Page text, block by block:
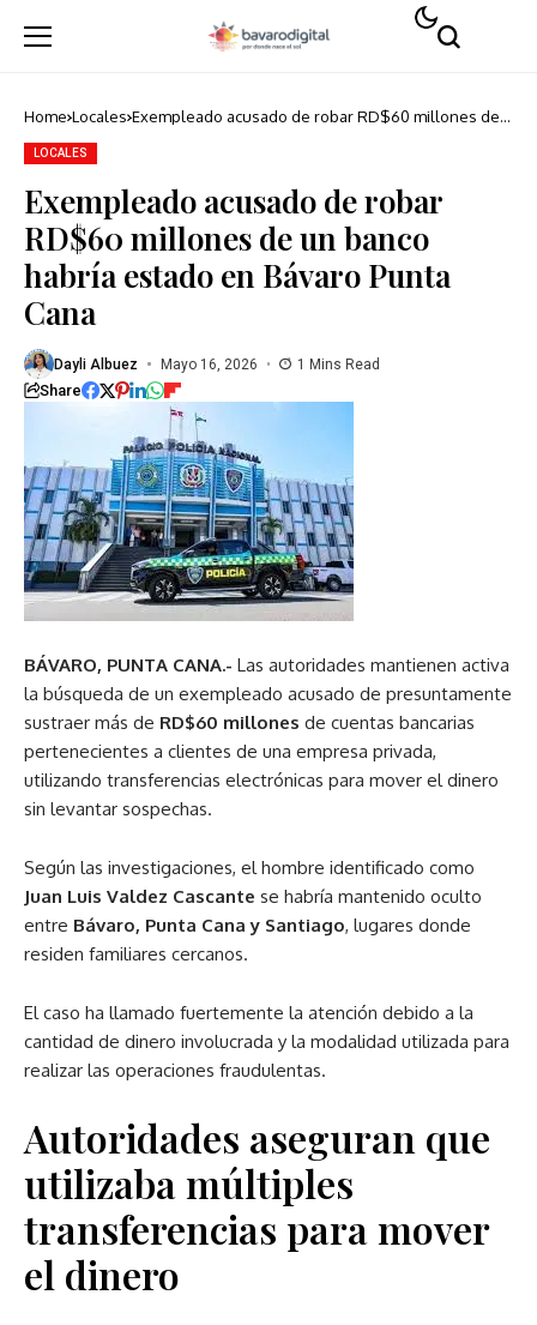
Home Locales Exempleado acusado de robar RD$60 millones de
LOCALES
Exempleado acusado de robar
RD$60 millones de un banco
habría estado en Bávaro Punta
Cana
Dayli Albuez Mayo 16, 2026 1 Mins Read
Share
BÁVARO, PUNTA CANA.- Las autoridades mantienen activa
la búsqueda de un exempleado acusado de presuntamente
sustraer más de RD$60 millones de cuentas bancarias
pertenecientes a clientes de una empresa privada,
utilizando transferencias electrónicas para mover el dinero
sin levantar sospechas.
Según las investigaciones, el hombre identificado como
Juan Luis Valdez Cascante se habría mantenido oculto
entre Bávaro, Punta Cana y Santiago, lugares donde
residen familiares cercanos.
El caso ha llamado fuertemente la atención debido a la
cantidad de dinero involucrada y la modalidad utilizada para
realizar las operaciones fraudulentas.
Autoridades aseguran que
utilizaba múltiples
transferencias para mover
el dinero